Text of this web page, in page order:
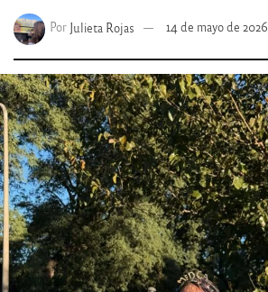
Por Julieta Rojas 14 de mayo de 2026